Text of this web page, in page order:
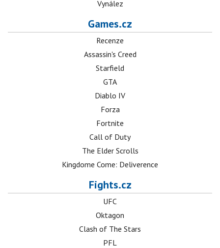
Vynález
Games.cz
Recenze
Assassin's Creed
Starfield
GTA
Diablo IV
Forza
Fortnite
Call of Duty
The Elder Scrolls
Kingdome Come: Deliverence
Fights.cz
UFC
Oktagon
Clash of The Stars
PFL